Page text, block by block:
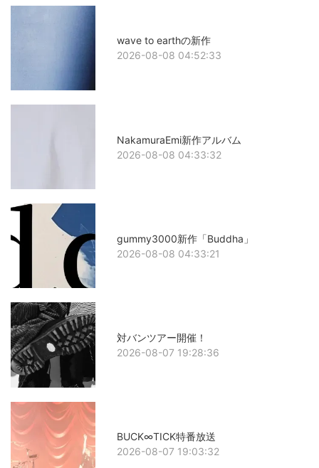
wave to earthの新作
2026-08-08 04:52:33
NakamuraEmi新作アルバム
2026-08-08 04:33:32
gummy3000新作「Buddha」
2026-08-08 04:33:21
対バンツアー開催！
2026-08-07 19:28:36
BUCK∞TICK特番放送
2026-08-07 19:03:32